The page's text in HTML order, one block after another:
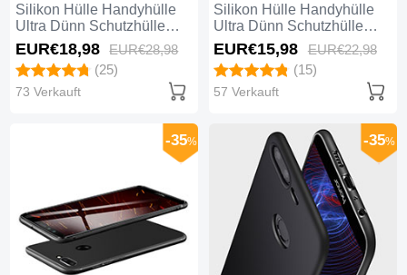
Silikon Hülle Handyhülle
Ultra Dünn Schutzhülle
Tasche Silikon mit
Magnetisch Fingerring
Ständer A01 für Huawei
Honor 9 Lite Blau
EUR€18,98 EUR€28,98
(25)
73 Verkauft
Silikon Hülle Handyhülle
Ultra Dünn Schutzhülle
Tasche S07 für Huawei
Honor 9 Lite Blau
EUR€15,98 EUR€22,98
(15)
57 Verkauft
-35% -35%